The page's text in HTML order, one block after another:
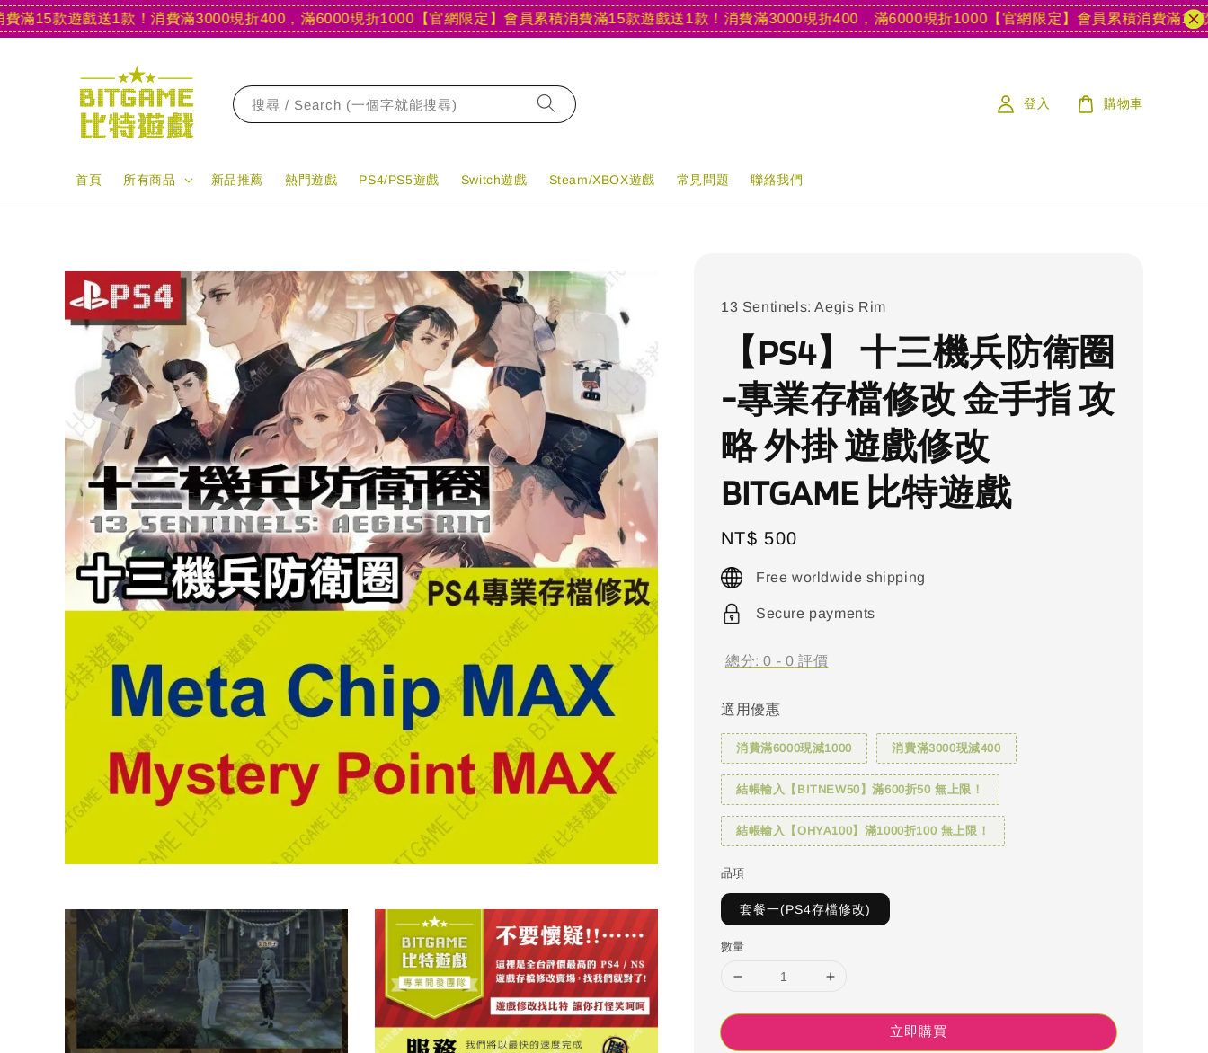
款遊戲送1款！消費滿3000現折400，滿6000現折1000【官網限定】會員累積消費滿15款遊戲送1款！消費滿3000現折400，滿6000現折1000【官網限定】會員累積消費滿15款遊戲
搜尋 / Search (一個字就能搜尋)
首頁 所有商品 新品推薦 熱門遊戲 PS4/PS5遊戲 Switch遊戲 Steam/XBOX遊戲 常見問題 聯絡我們
登入 購物車
13 Sentinels: Aegis Rim
【PS4】 十三機兵防衛圈
-專業存檔修改 金手指 攻
略 外掛 遊戲修改
BITGAME 比特遊戲
Regular
price
NT$ 500
Free worldwide shipping
Secure payments
總分:0 - 0 評價
適用優惠
消費滿6000現減1000 消費滿3000現減400
結帳輸入【BITNEW50】滿600折50 無上限！
結帳輸入【OHYA100】滿1000折100 無上限！
品項
套餐一(PS4存檔修改)
數量
立即購買